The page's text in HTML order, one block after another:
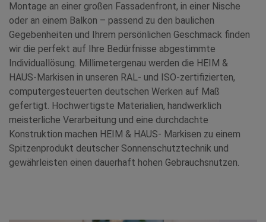
Montage an einer großen Fassadenfront, in einer Nische
oder an einem Balkon – passend zu den baulichen
Gegebenheiten und Ihrem persönlichen Geschmack finden
wir die perfekt auf Ihre Bedürfnisse abgestimmte
Individuallösung. Millimetergenau werden die HEIM &
HAUS-Markisen in unseren RAL- und ISO-zertifizierten,
computergesteuerten deutschen Werken auf Maß
gefertigt. Hochwertigste Materialien, handwerklich
meisterliche Verarbeitung und eine durchdachte
Konstruktion machen HEIM & HAUS- Markisen zu einem
Spitzenprodukt deutscher Sonnenschutztechnik und
gewährleisten einen dauerhaft hohen Gebrauchsnutzen.